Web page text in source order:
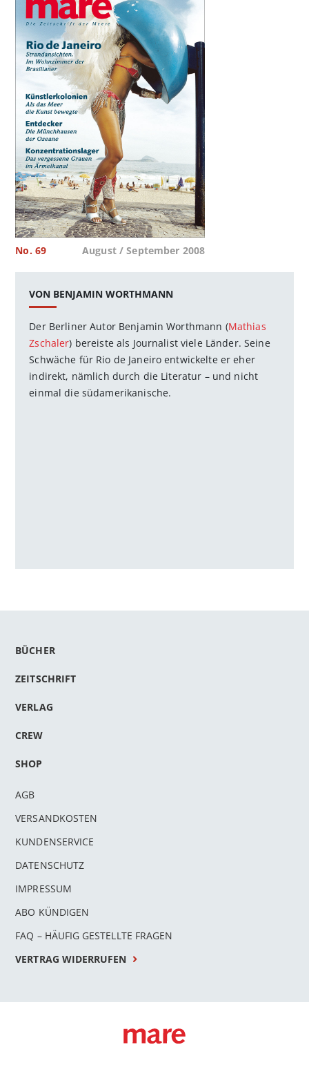
No. 69 August / September 2008
VON BENJAMIN WORTHMANN
Der Berliner Autor Benjamin Worthmann (Mathias
Zschaler) bereiste als Journalist viele Länder. Seine
Schwäche für Rio de Janeiro entwickelte er eher
indirekt, nämlich durch die Literatur – und nicht
einmal die südamerikanische.
BÜCHER
ZEITSCHRIFT
VERLAG
CREW
SHOP
AGB
VERSANDKOSTEN
KUNDENSERVICE
DATENSCHUTZ
IMPRESSUM
ABO KÜNDIGEN
FAQ – HÄUFIG GESTELLTE FRAGEN
VERTRAG WIDERRUFEN